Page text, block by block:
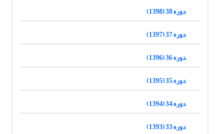
دوره 38 (1398)
دوره 37 (1397)
دوره 36 (1396)
دوره 35 (1395)
دوره 34 (1394)
دوره 33 (1393)